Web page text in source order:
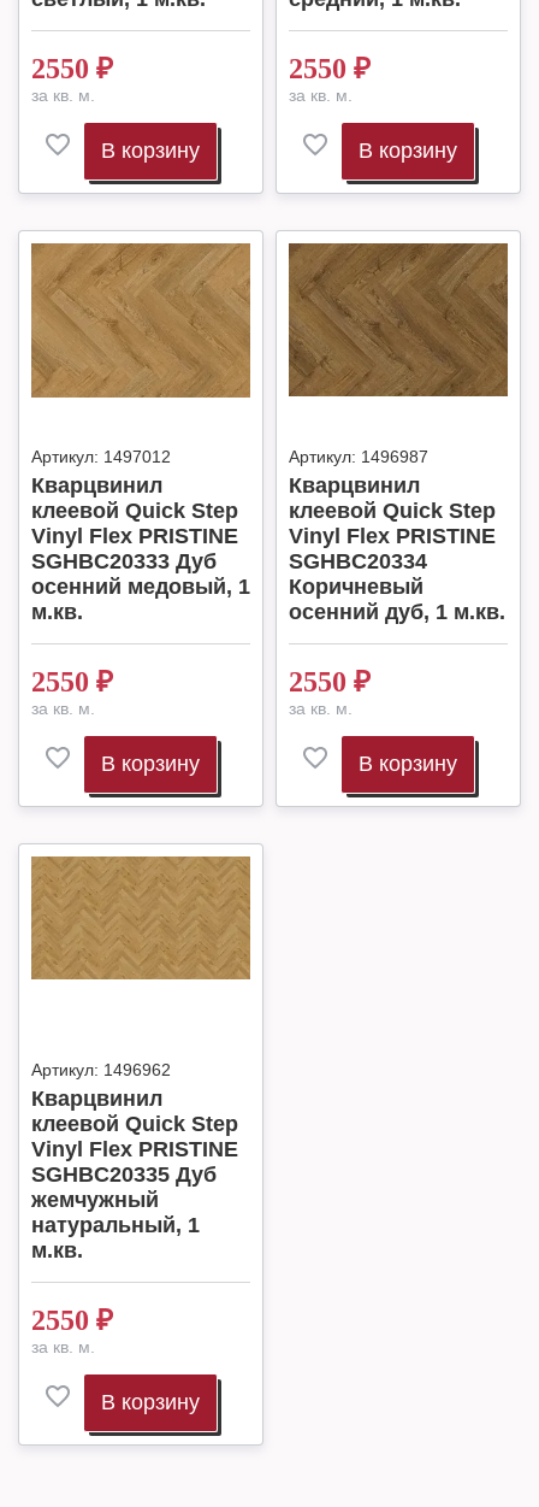
2550 ₽
за кв. м.
В корзину
2550 ₽
за кв. м.
В корзину
Артикул: 1497012
Кварцвинил
клеевой Quick Step
Vinyl Flex PRISTINE
SGHBC20333 Дуб
оcенний медовый, 1
м.кв.
2550 ₽
за кв. м.
В корзину
Артикул: 1496987
Кварцвинил
клеевой Quick Step
Vinyl Flex PRISTINE
SGHBC20334
Коричневый
оcенний дуб, 1 м.кв.
2550 ₽
за кв. м.
В корзину
Артикул: 1496962
Кварцвинил
клеевой Quick Step
Vinyl Flex PRISTINE
SGHBC20335 Дуб
жемчyжный
натуральный, 1
м.кв.
2550 ₽
за кв. м.
В корзину